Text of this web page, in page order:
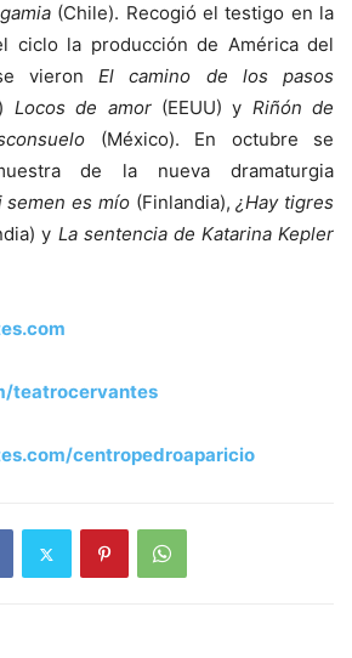
(Chile). Recogió el testigo en la
ciclo la producción de América del
vieronEl camino de los pasos
Locos de amor(EEUU) y Riñón de
(México). En octubre se
de la nueva dramaturgia
semen es mío(Finlandia),¿Hay tigres
y La sentencia de Katarina Kepler
teatrocervantes
centropedroaparicio